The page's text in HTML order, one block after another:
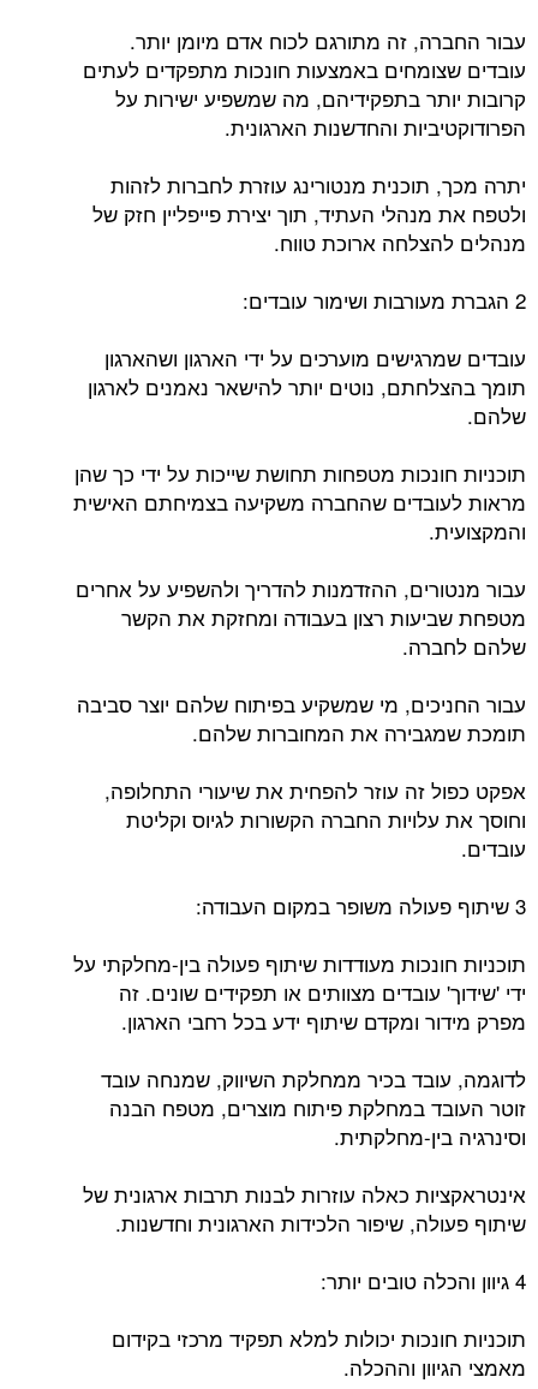
עבור החברה, זה מתורגם לכוח אדם מיומן יותר.
עובדים שצומחים באמצעות חונכות מתפקדים לעתים
קרובות יותר בתפקידיהם, מה שמשפיע ישירות על
הפרודוקטיביות והחדשנות הארגונית.
יתרה מכך, תוכנית מנטורינג עוזרת לחברות לזהות
ולטפח את מנהלי העתיד, תוך יצירת פייפליין חזק של
מנהלים להצלחה ארוכת טווח.
2 הגברת מעורבות ושימור עובדים:
עובדים שמרגישים מוערכים על ידי הארגון ושהארגון
תומך בהצלחתם, נוטים יותר להישאר נאמנים לארגון
שלהם.
תוכניות חונכות מטפחות תחושת שייכות על ידי כך שהן
מראות לעובדים שהחברה משקיעה בצמיחתם האישית
והמקצועית.
עבור מנטורים, ההזדמנות להדריך ולהשפיע על אחרים
מטפחת שביעות רצון בעבודה ומחזקת את הקשר
שלהם לחברה.
עבור החניכים, מי שמשקיע בפיתוח שלהם יוצר סביבה
תומכת שמגבירה את המחוברות שלהם.
אפקט כפול זה עוזר להפחית את שיעורי התחלופה,
וחוסך את עלויות החברה הקשורות לגיוס וקליטת
עובדים.
3 שיתוף פעולה משופר במקום העבודה:
תוכניות חונכות מעודדות שיתוף פעולה בין-מחלקתי על
ידי 'שידוך' עובדים מצוותים או תפקידים שונים. זה
מפרק מידור ומקדם שיתוף ידע בכל רחבי הארגון.
לדוגמה, עובד בכיר ממחלקת השיווק, שמנחה עובד
זוטר העובד במחלקת פיתוח מוצרים, מטפח הבנה
וסינרגיה בין-מחלקתית.
אינטראקציות כאלה עוזרות לבנות תרבות ארגונית של
שיתוף פעולה, שיפור הלכידות הארגונית וחדשנות.
4 גיוון והכלה טובים יותר:
תוכניות חונכות יכולות למלא תפקיד מרכזי בקידום
מאמצי הגיוון וההכלה.